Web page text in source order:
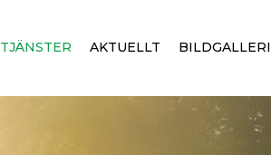
TJÄNSTER AKTUELLT BILDGALLERI